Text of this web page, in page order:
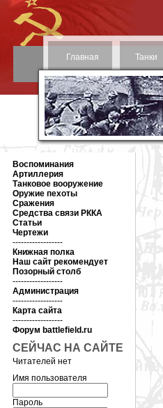
Главная Танки
Воспоминания
Артиллерия
Танковое вооружение
Оружие пехоты
Сражения
Средства связи РККА
Статьи
Чертежи
------------------
Книжная полка
Наш сайт рекомендует
Позорный столб
------------------
Администрация
------------------
Карта сайта
------------------
Форум battlefield.ru
СЕЙЧАС НА САЙТЕ
Читателей нет
Имя пользователя
Пароль